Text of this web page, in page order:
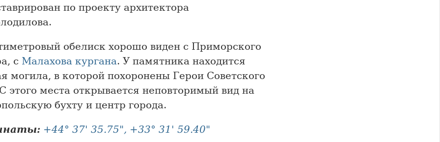
по проекту архитектора
обелиск хорошо виден с Приморского
с Малахова кургана. У памятника находится
могила, в которой похоронены Герои Советского
этого места открывается неповторимый вид на
бухту и центр города.
+44° 37' 35.75", +33° 31' 59.40"